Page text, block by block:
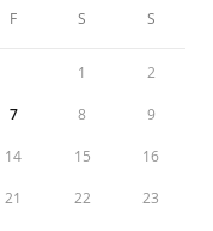
F S S
1 2
7 8 9
14 15 16
21 22 23